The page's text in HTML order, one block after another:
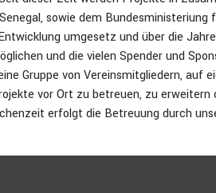
sowie dem
umgesetz und über die
und die vielen Spender und
Gruppe von Vereinsmitgliedern, auf
vor Ort zu betreuen, zu erweitern
erfolgt die Betreuung durch